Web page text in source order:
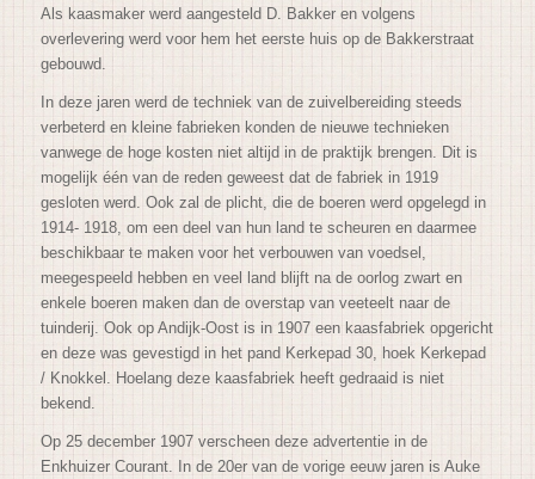
Als kaasmaker werd aangesteld D. Bakker en volgens
overlevering werd voor hem het eerste huis op de Bakkerstraat
gebouwd.
In deze jaren werd de techniek van de zuivelbereiding steeds
verbeterd en kleine fabrieken konden de nieuwe technieken
vanwege de hoge kosten niet altijd in de praktijk brengen. Dit is
mogelijk één van de reden geweest dat de fabriek in 1919
gesloten werd. Ook zal de plicht, die de boeren werd opgelegd in
1914- 1918, om een deel van hun land te scheuren en daarmee
beschikbaar te maken voor het verbouwen van voedsel,
meegespeeld hebben en veel land blijft na de oorlog zwart en
enkele boeren maken dan de overstap van veeteelt naar de
tuinderij. Ook op Andijk-Oost is in 1907 een kaasfabriek opgericht
en deze was gevestigd in het pand Kerkepad 30, hoek Kerkepad
/ Knokkel. Hoelang deze kaasfabriek heeft gedraaid is niet
bekend.
Op 25 december 1907 verscheen deze advertentie in de
Enkhuizer Courant. In de 20er van de vorige eeuw jaren is Auke